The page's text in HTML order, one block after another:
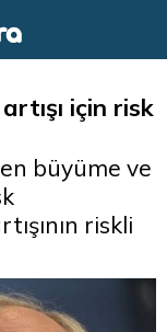
için risk
büyüme ve
riskli